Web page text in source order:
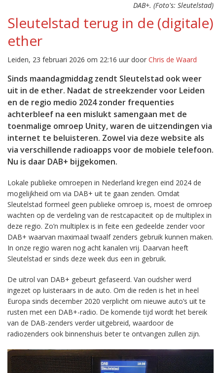
DAB+. (Foto's: Sleutelstad)
Sleutelstad terug in de (digitale)
ether
Leiden, 23 februari 2026 om 22:16 uur door Chris de Waard
Sinds maandagmiddag zendt Sleutelstad ook weer
uit in de ether. Nadat de streekzender voor Leiden
en de regio medio 2024 zonder frequenties
achterbleef na een mislukt samengaan met de
toenmalige omroep Unity, waren de uitzendingen via
internet te beluisteren. Zowel via deze website als
via verschillende radioapps voor de mobiele telefoon.
Nu is daar DAB+ bijgekomen.
Lokale publieke omroepen in Nederland kregen eind 2024 de
mogelijkheid om via DAB+ uit te gaan zenden. Omdat
Sleutelstad formeel geen publieke omroep is, moest de omroep
wachten op de verdeling van de restcapaciteit op de multiplex in
deze regio. Zo’n multiplex is in feite een gedeelde zender voor
DAB+ waarvan maximaal twaalf zenders gebruik kunnen maken.
In onze regio waren nog acht kanalen vrij. Daarvan heeft
Sleutelstad er sinds deze week dus een in gebruik.
De uitrol van DAB+ gebeurt gefaseerd. Van oudsher werd
ingezet op luisteraars in de auto. Om die reden is het in heel
Europa sinds december 2020 verplicht om nieuwe auto’s uit te
rusten met een DAB+-radio. De komende tijd wordt het bereik
van de DAB-zenders verder uitgebreid, waardoor de
radiozenders ook binnenshuis beter te ontvangen zullen zijn.